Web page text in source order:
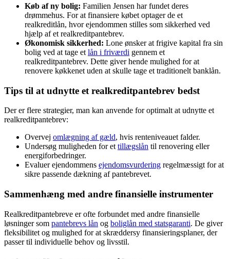
Køb af ny bolig: Familien Jensen har fundet deres
drømmehus. For at finansiere købet optager de et
realkreditlån, hvor ejendommen stilles som sikkerhed ved
hjælp af et realkreditpantebrev.
Økonomisk sikkerhed: Lone ønsker at frigive kapital fra sin
bolig ved at tage et lån i friværdi gennem et
realkreditpantebrev. Dette giver hende mulighed for at
renovere køkkenet uden at skulle tage et traditionelt banklån.
Tips til at udnytte et realkreditpantebrev bedst
Der er flere strategier, man kan anvende for optimalt at udnytte et
realkreditpantebrev:
Overvej omlægning af gæld, hvis renteniveauet falder.
Undersøg muligheden for et tillægslån til renovering eller
energiforbedringer.
Evaluer ejendommens ejendomsvurdering regelmæssigt for at
sikre passende dækning af pantebrevet.
Sammenhæng med andre finansielle instrumenter
Realkreditpantebreve er ofte forbundet med andre finansielle
løsninger som pantebrevs lån og boliglån med statsgaranti. De giver
fleksibilitet og mulighed for at skræddersy finansieringsplaner, der
passer til individuelle behov og livsstil.